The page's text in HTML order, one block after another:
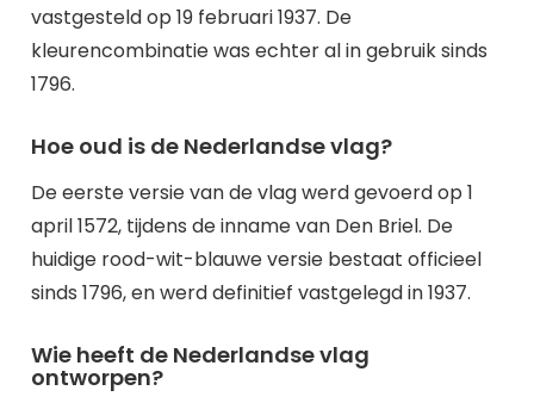
vastgesteld op 19 februari 1937. De
kleurencombinatie was echter al in gebruik sinds
1796.
Hoe oud is de Nederlandse vlag?
De eerste versie van de vlag werd gevoerd op 1
april 1572, tijdens de inname van Den Briel. De
huidige rood-wit-blauwe versie bestaat officieel
sinds 1796, en werd definitief vastgelegd in 1937.
Wie heeft de Nederlandse vlag
ontworpen?